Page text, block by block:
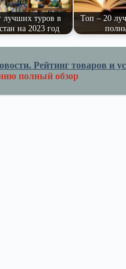
лучших туров в
на 2023 год
Топ – 20
Рейтинг товаров и
полный обзор